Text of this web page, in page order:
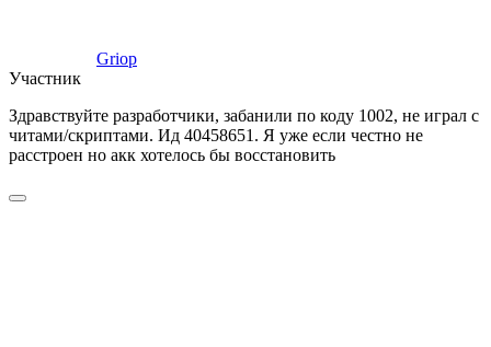
Griop
Участник
Здравствуйте разработчики, забанили по коду 1002, не играл с
читами/скриптами. Ид 40458651. Я уже если честно не
расстроен но акк хотелось бы восстановить